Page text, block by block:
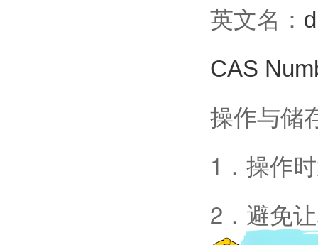
英文名：
CAS
操作与储
1．操作
2．避免